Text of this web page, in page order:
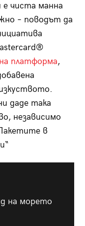
чиста манна
– поводът да
платформа,
даде така
независимо
в
на морето